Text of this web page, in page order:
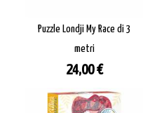
Puzzle Londji My Race di 3
metri
Prezzo
24,00 €